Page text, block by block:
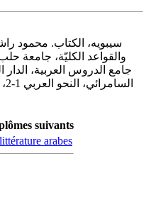
سيبويه، الكتاب. محمود
والقواعد الكليّة، جامعة
جامع الدروس العربية،
suivants
arabes